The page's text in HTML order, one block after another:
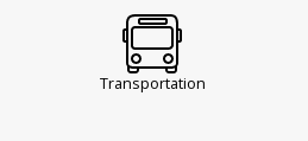
Transportation